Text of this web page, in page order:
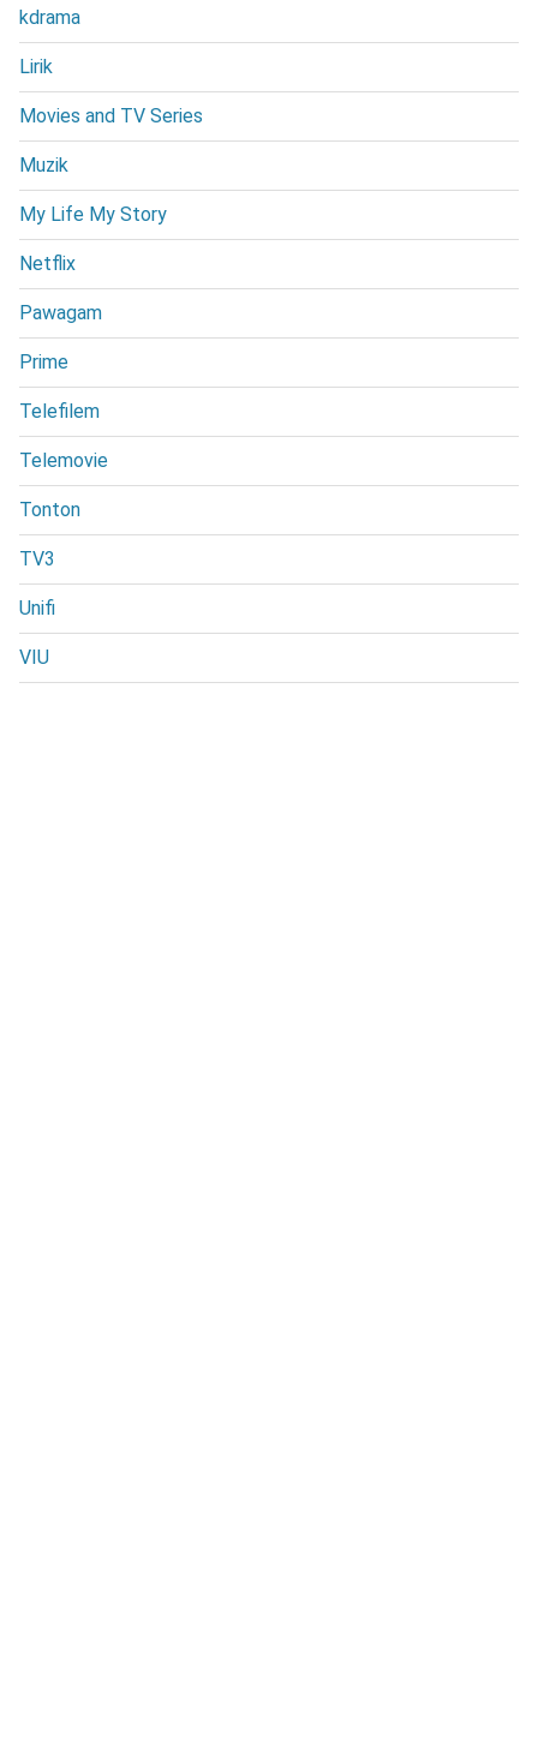
kdrama
Lirik
Movies and TV Series
Muzik
My Life My Story
Netflix
Pawagam
Prime
Telefilem
Telemovie
Tonton
TV3
Unifi
VIU